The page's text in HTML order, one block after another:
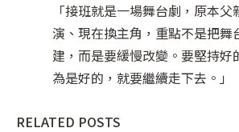
「接班就是一場舞台劇，原本父
演、現在換主角，重點不是把舞
建，而是要緩慢改變。要堅持好
為是好的，就要繼續走下去。」
RELATED POSTS